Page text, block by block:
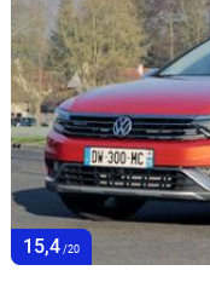
15,4 /20